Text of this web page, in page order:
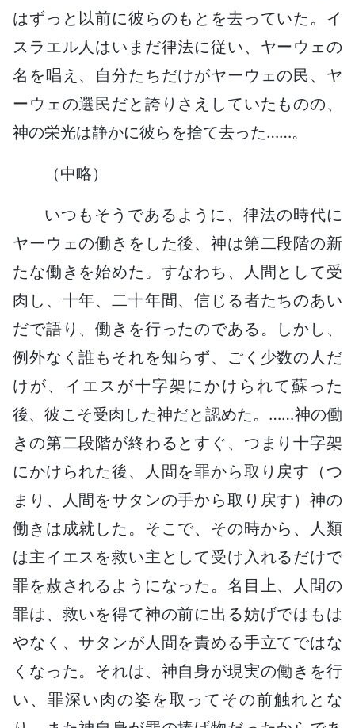
はずっと以前に彼らのもとを去っていた。イ
スラエル人はいまだ律法に従い、ヤーウェの
名を唱え、自分たちだけがヤーウェの民、ヤ
ーウェの選民だと誇りさえしていたものの、
神の栄光は静かに彼らを捨て去った……。
（中略）
いつもそうであるように、律法の時代に
ヤーウェの働きをした後、神は第二段階の新
たな働きを始めた。すなわち、人間として受
肉し、十年、二十年間、信じる者たちのあい
だで語り、働きを行ったのである。しかし、
例外なく誰もそれを知らず、ごく少数の人だ
けが、イエスが十字架にかけられて蘇った
後、彼こそ受肉した神だと認めた。……神の働
きの第二段階が終わるとすぐ、つまり十字架
にかけられた後、人間を罪から取り戻す（つ
まり、人間をサタンの手から取り戻す）神の
働きは成就した。そこで、その時から、人類
は主イエスを救い主として受け入れるだけで
罪を赦されるようになった。名目上、人間の
罪は、救いを得て神の前に出る妨げではもは
やなく、サタンが人間を責める手立てではな
くなった。それは、神自身が現実の働きを行
い、罪深い肉の姿を取ってその前触れとな